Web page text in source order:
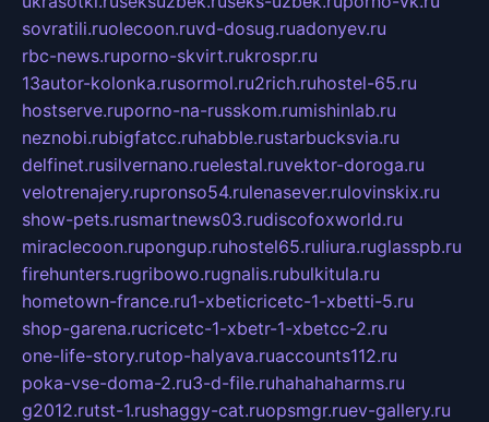
sovratili.ruolecoon.ruvd-dosug.ruadonyev.ru
rbc-news.ruporno-skvirt.rukrospr.ru
13autor-kolonka.rusormol.ru2rich.ruhostel-65.ru
hostserve.ruporno-na-russkom.rumishinlab.ru
neznobi.rubigfatcc.ruhabble.rustarbucksvia.ru
delfinet.rusilvernano.ruelestal.ruvektor-doroga.ru
velotrenajery.rupronso54.rulenasever.rulovinskix.ru
show-pets.rusmartnews03.rudiscofoxworld.ru
miraclecoon.rupongup.ruhostel65.ruliura.ruglasspb.ru
firehunters.rugribowo.rugnalis.rubulkitula.ru
hometown-france.ru1-xbeticricetc-1-xbetti-5.ru
shop-garena.rucricetc-1-xbetr-1-xbetcc-2.ru
one-life-story.rutop-halyava.ruaccounts112.ru
poka-vse-doma-2.ru3-d-file.ruhahahaharms.ru
g2012.rutst-1.rushaggy-cat.ruopsmgr.ruev-gallery.ru